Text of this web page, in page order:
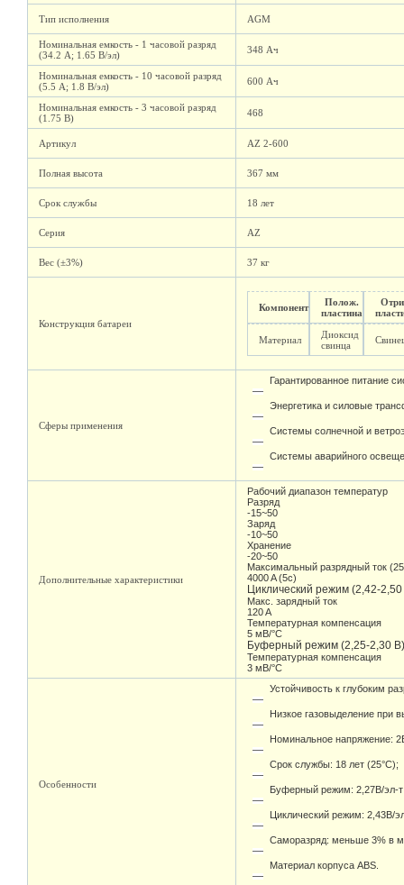
Тип исполнения AGM
Номинальная емкость - 1 часовой разряд
(34.2 А; 1.65 В/эл)
348 Ач
Номинальная емкость - 10 часовой разряд
(5.5 А; 1.8 В/эл)
600 Ач
Номинальная емкость - 3 часовой разряд
(1.75 В)
468
Артикул AZ 2-600
Полная высота 367 мм
Срок службы 18 лет
Серия AZ
Вес (±3%) 37 кг
Конструкция батареи
Компонент
Полож.
пластина
Материал
Диоксид
свинца
Сферы применения
Гарантированное питание
Энергетика и силовые
Системы солнечной и
Системы аварийного
Дополнительные характеристики
Рабочий диапазон температур
Разряд
-15~50
Заряд
-10~50
Хранение
-20~50
Максимальный разрядный ток
4000 A (5c)
Циклический режим (2,42-
Макс. зарядный ток
120 A
Температурная компенсация
5 мВ/°С
Буферный режим (2,25-2,30 В)
Температурная компенсация
3 мВ/°С
Особенности
Устойчивость к глубоким
Низкое газовыделение при
Номинальное напряжение:
Срок службы: 18 лет (25°С);
Буферный режим: 2,27В/эл-
Циклический режим: 2,43В/
Саморазряд: меньше 3% в
Материал корпуса ABS.